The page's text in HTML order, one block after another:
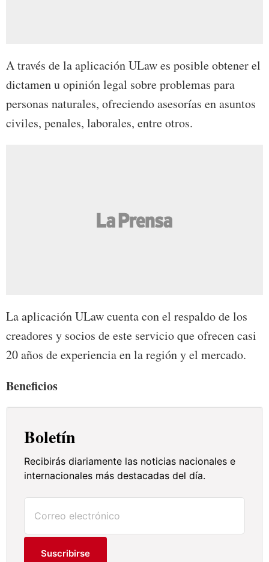
A través de la aplicación ULaw es posible obtener el
dictamen u opinión legal sobre problemas para
personas naturales, ofreciendo asesorías en asuntos
civiles, penales, laborales, entre otros.
La aplicación ULaw cuenta con el respaldo de los
creadores y socios de este servicio que ofrecen casi
20 años de experiencia en la región y el mercado.
Beneficios
Boletín
Recibirás diariamente las noticias nacionales e
internacionales más destacadas del día.
Suscribirse